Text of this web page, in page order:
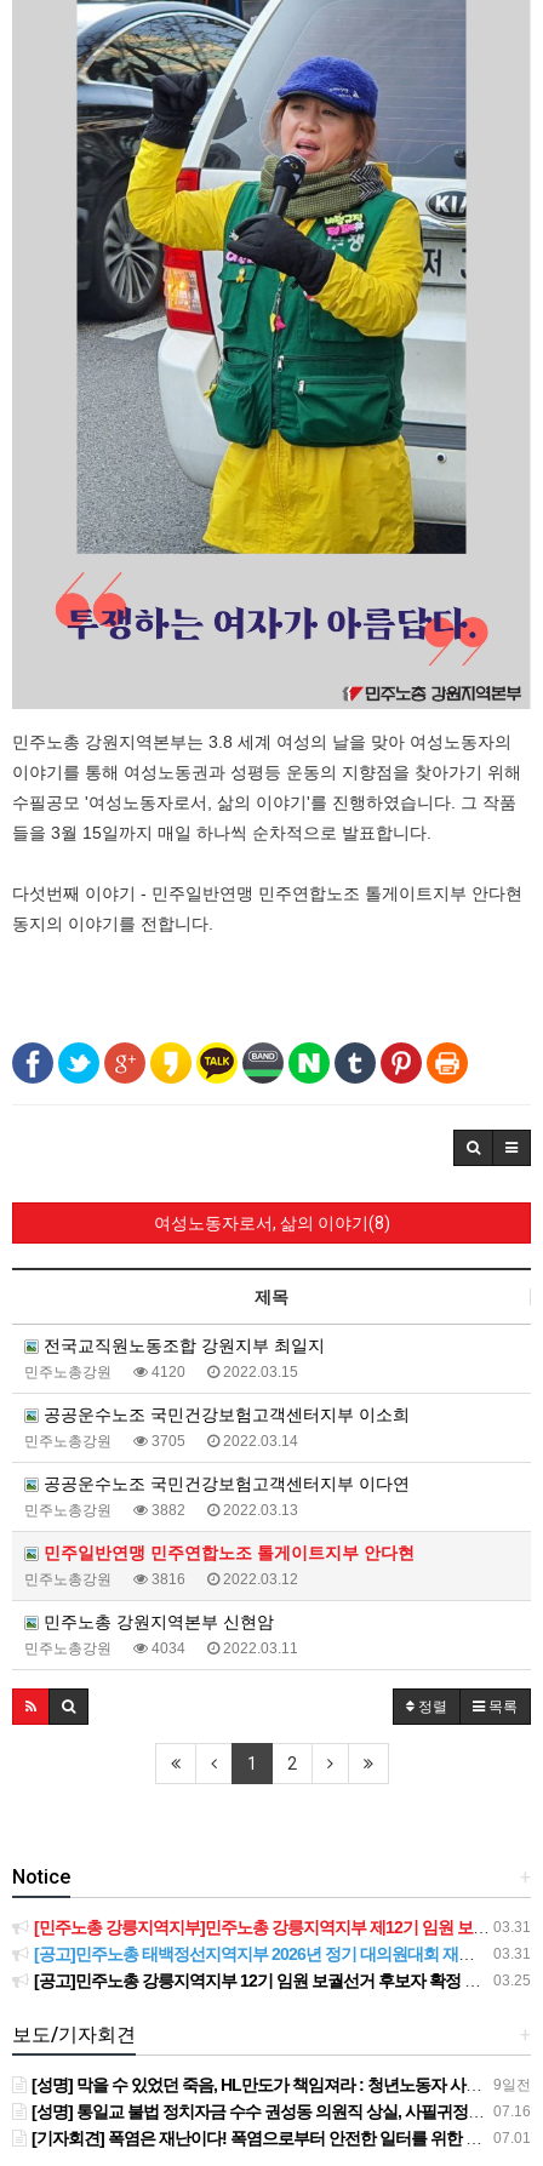
민주노총 강원지역본부는 3.8 세계 여성의 날을 맞아 여성노동자의
이야기를 통해 여성노동권과 성평등 운동의 지향점을 찾아가기 위해
수필공모 '여성노동자로서, 삶의 이야기'를 진행하였습니다. 그 작품
들을 3월 15일까지 매일 하나씩 순차적으로 발표합니다.
다섯번째 이야기 - 민주일반연맹 민주연합노조 톨게이트지부 안다현
동지의 이야기를 전합니다.
여성노동자로서, 삶의 이야기(8)
제목
전국교직원노동조합 강원지부 최일지
민주노총강원 4120 2022.03.15
공공운수노조 국민건강보험고객센터지부 이소희
민주노총강원 3705 2022.03.14
공공운수노조 국민건강보험고객센터지부 이다연
민주노총강원 3882 2022.03.13
민주일반연맹 민주연합노조 톨게이트지부 안다현
민주노총강원 3816 2022.03.12
민주노총 강원지역본부 신현암
민주노총강원 4034 2022.03.11
정렬 목록
1 2
+
Notice
03.31
[민주노총 강릉지역지부]민주노총 강릉지역지부 제12기 임원 보궐선거결과 공고
03.31
[공고]민주노총 태백정선지역지부 2026년 정기 대의원대회 재소집 건
03.25
[공고]민주노총 강릉지역지부 12기 임원 보궐선거 후보자 확정 공고
+
보도/기자회견
9일전
[성명] 막을 수 있었던 죽음, HL만도가 책임져라 : 청년노동자 사망사고의 철저한 진상규명과 재발방지 대책 마련하라
07.16
[성명] 통일교 불법 정치자금 수수 권성동 의원직 상실, 사필귀정이다
07.01
[기자회견] 폭염은 재난이다! 폭염으로부터 안전한 일터를 위한 민주노총 강원지역본부 폭염감시단 선포 기자회견